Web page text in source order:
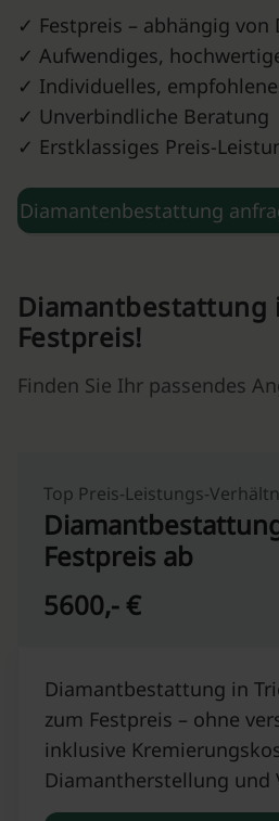
✓ Festpreis – abhängig von
✓ Aufwendiges,
✓ Individuelles,
✓ Unverbindliche Beratung
✓ Erstklassiges Preis-
Diamantenbestattung
Diamantbestattung
Festpreis!
Finden Sie Ihr passendes
Top Preis-Leistungs-
Festpreis ab
5600,- €
Diamantbestattung in
zum Festpreis – ohne
inklusive
Diamantherstellung und